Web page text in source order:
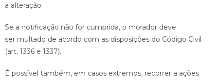
a alteração.
Se a notificação não for cumprida, o morador deve
ser multado de acordo com as disposições do Código Civil
(art. 1336 e 1337).
É possível também, em casos extremos, recorrer a ações